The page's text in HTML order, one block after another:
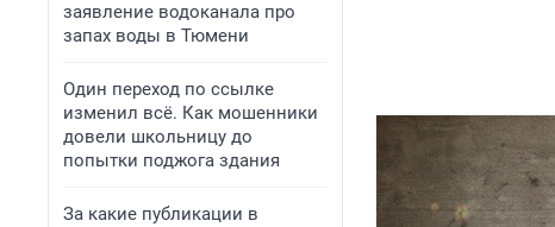
заявление водоканала про
запах воды в Тюмени
Один переход по ссылке
изменил всё. Как мошенники
довели школьницу до
попытки поджога здания
За какие публикации в